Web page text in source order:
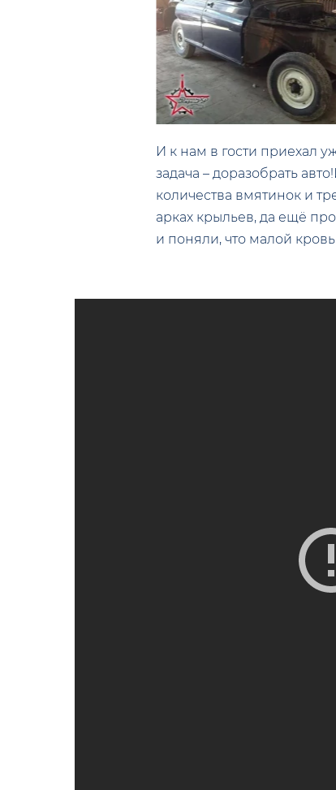
И к нам в гости приехал
задача – доразобрать
количества вмятинок и
арках крыльев, да ещё
и поняли, что малой